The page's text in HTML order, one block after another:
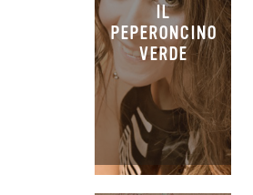
IL
PEPERONCINO
VERDE